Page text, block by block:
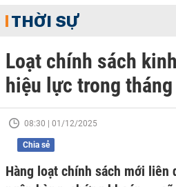
THỜI SỰ
Loạt chính sách
hiệu lực trong
08:30 | 01/12/2025
Chia sẻ
Hàng loạt chính sách mới liên